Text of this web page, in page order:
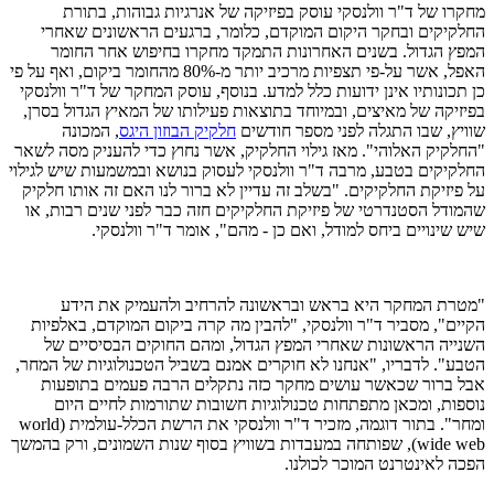
מחקרו של ד"ר וולנסקי עוסק בפיזיקה של אנרגיות גבוהות, בתורת
החלקיקים ובחקר היקום המוקדם, כלומר, ברגעים הראשונים שאחרי
המפץ הגדול. בשנים האחרונות התמקד מחקרו בחיפוש אחר החומר
האפל, אשר על-פי תצפיות מרכיב יותר מ-80% מהחומר ביקום, ואף על פי
כן תכונותיו אינן ידועות כלל למדע. בנוסף, עוסק המחקר של ד"ר וולנסקי
בפיזיקה של מאיצים, ובמיוחד בתוצאות פעילותו של המאיץ הגדול בסרן,
שוויץ, שבו התגלה לפני מספר חודשים חלקיק הבוזון היגס, המכונה
"החלקיק האלוהי". מאז גילוי החלקיק, אשר נחוץ כדי להעניק מסה לשאר
החלקיקים בטבע, מרבה ד"ר וולנסקי לעסוק בנושא ובמשמעות שיש לגילוי
על פיזיקת החלקיקים. "בשלב זה עדיין לא ברור לנו האם זה אותו חלקיק
שהמודל הסטנדרטי של פיזיקת החלקיקים חזה כבר לפני שנים רבות, או
שיש שינויים ביחס למודל, ואם כן - מהם", אומר ד"ר וולנסקי.
"מטרת המחקר היא בראש ובראשונה להרחיב ולהעמיק את הידע
הקיים", מסביר ד"ר וולנסקי, "להבין מה קרה ביקום המוקדם, באלפיות
השנייה הראשונות שאחרי המפץ הגדול, ומהם החוקים הבסיסיים של
הטבע". לדבריו, "אנחנו לא חוקרים אמנם בשביל הטכנולוגיות של המחר,
אבל ברור שכאשר עושים מחקר כזה נתקלים הרבה פעמים בתופעות
נוספות, ומכאן מתפתחות טכנולוגיות חשובות שתורמות לחיים היום
ומחר". בתור דוגמה, מזכיר ד"ר וולנסקי את הרשת הכלל-עולמית (world
wide web), שפותחה במעבדות בשוויץ בסוף שנות השמונים, ורק בהמשך
הפכה לאינטרנט המוכר לכולנו.